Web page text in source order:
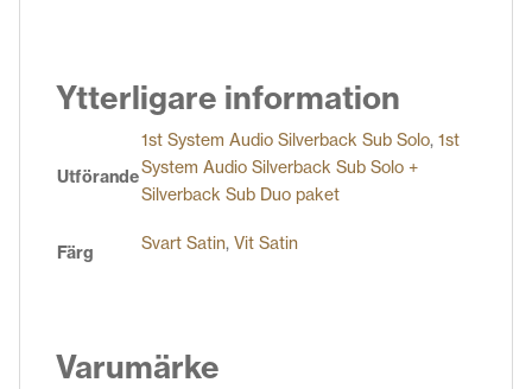
Ytterligare information
Utförande
1st System Audio Silverback Sub Solo, 1st
System Audio Silverback Sub Solo +
Silverback Sub Duo paket
Färg Svart Satin, Vit Satin
Varumärke